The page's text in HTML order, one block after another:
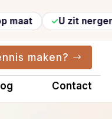
U zit nergens aan vast
maken?
Contact